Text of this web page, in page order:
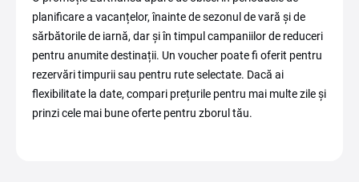
planificare a vacanțelor, înainte de sezonul de vară și de
sărbătorile de iarnă, dar și în timpul campaniilor de reduceri
pentru anumite destinații. Un voucher poate fi oferit pentru
rezervări timpurii sau pentru rute selectate. Dacă ai
flexibilitate la date, compari prețurile pentru mai multe zile și
prinzi cele mai bune oferte pentru zborul tău.